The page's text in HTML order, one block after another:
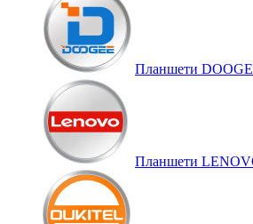
Планшети
Планшети